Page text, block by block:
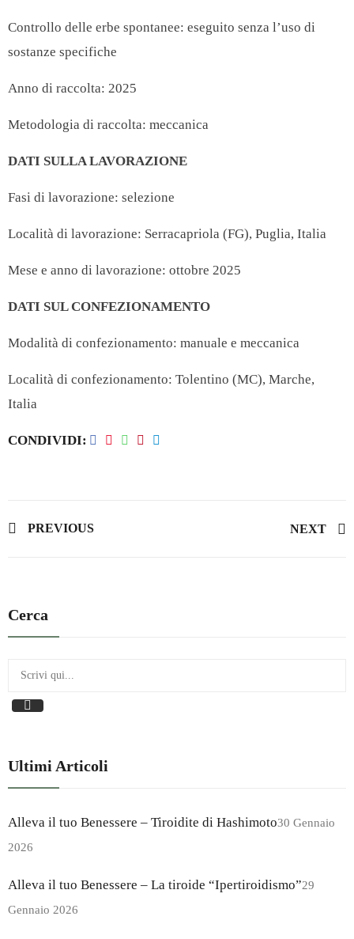
Controllo delle erbe spontanee: eseguito senza l’uso di
sostanze specifiche
Anno di raccolta: 2025
Metodologia di raccolta: meccanica
DATI SULLA LAVORAZIONE
Fasi di lavorazione: selezione
Località di lavorazione: Serracapriola (FG), Puglia, Italia
Mese e anno di lavorazione: ottobre 2025
DATI SUL CONFEZIONAMENTO
Modalità di confezionamento: manuale e meccanica
Località di confezionamento: Tolentino (MC), Marche,
Italia
CONDIVIDI
PREVIOUS NEXT
Cerca
Ultimi Articoli
Alleva il tuo Benessere – Tiroidite di Hashimoto30 Gennaio
2026
Alleva il tuo Benessere – La tiroide “Ipertiroidismo”29
Gennaio 2026